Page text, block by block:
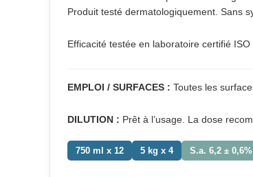
Produit testé dermatologiquement. Sans
Efficacité testée en laboratoire certifié
EMPLOI / SURFACES : Toutes les
DILUTION : Prêt à l’usage. La dose
750 ml x 12 5 kg x 4 S.a. 6,2 ±